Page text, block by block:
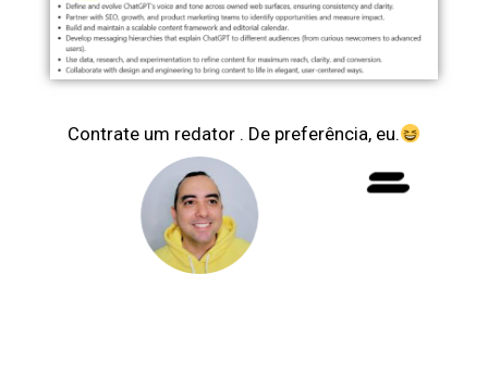
Contrate um redator . De preferência, eu.
=